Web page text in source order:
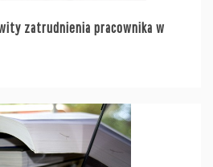
zatrudnienia pracownika w